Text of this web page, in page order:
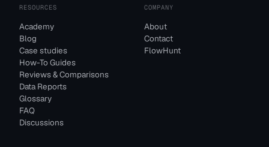
RESOURCES
Academy
Blog
Case studies
How-To Guides
Reviews & Comparisons
Data Reports
Glossary
FAQ
Discussions
COMPANY
About
Contact
FlowHunt